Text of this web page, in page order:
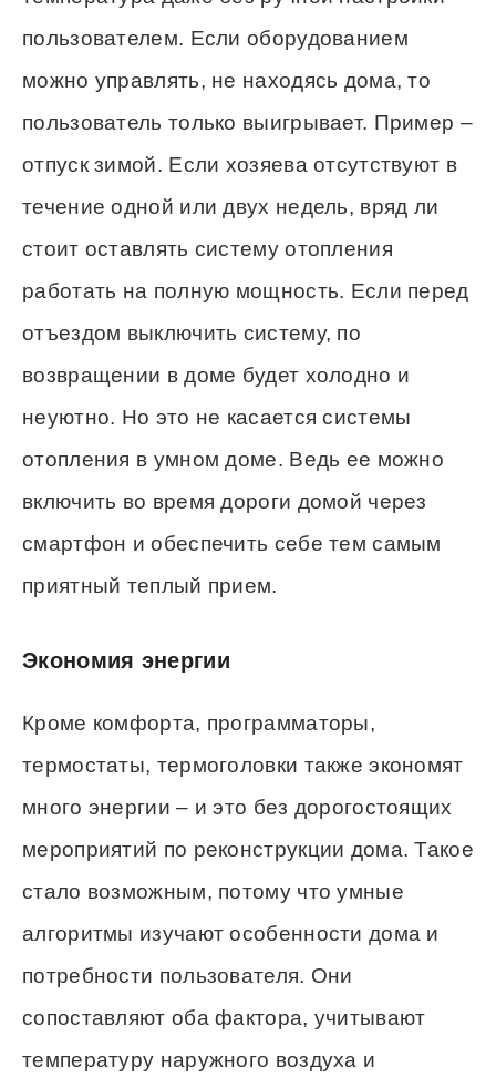
пользователем. Если оборудованием
можно управлять, не находясь дома, то
пользователь только выигрывает. Пример –
отпуск зимой. Если хозяева отсутствуют в
течение одной или двух недель, вряд ли
стоит оставлять систему отопления
работать на полную мощность. Если перед
отъездом выключить систему, по
возвращении в доме будет холодно и
неуютно. Но это не касается системы
отопления в умном доме. Ведь ее можно
включить во время дороги домой через
смартфон и обеспечить себе тем самым
приятный теплый прием.
Экономия энергии
Кроме комфорта, программаторы,
термостаты, термоголовки также экономят
много энергии – и это без дорогостоящих
мероприятий по реконструкции дома. Такое
стало возможным, потому что умные
алгоритмы изучают особенности дома и
потребности пользователя. Они
сопоставляют оба фактора, учитывают
температуру наружного воздуха и